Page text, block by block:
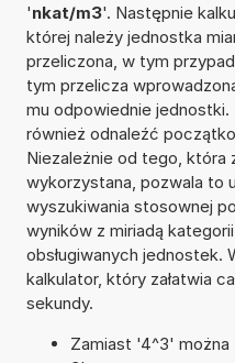
'nkat/m3'. Następnie
której należy jednostka
przeliczona, w tym
tym przelicza
mu odpowiednie
również odnaleźć
Niezależnie od tego, która
wykorzystana, pozwala to
wyszukiwania stosownej
wyników z miriadą
obsługiwanych jednostek.
kalkulator, który załatwia
sekundy.
Zamiast '4^3'